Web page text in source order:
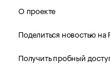
О проекте
Поделиться новостью на
Получить пробный